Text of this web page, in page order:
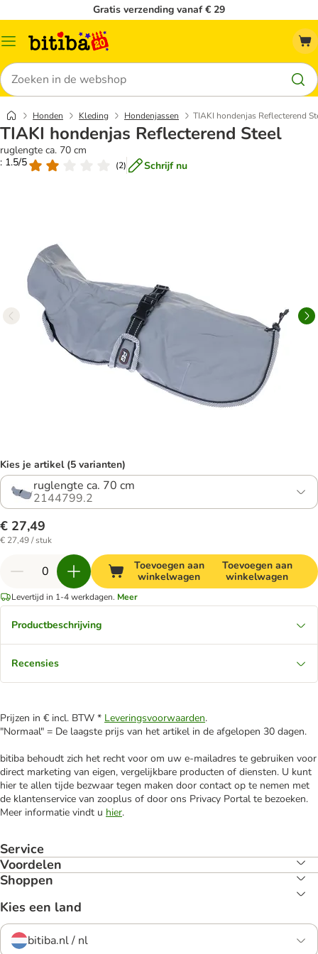
Gratis verzending vanaf € 29
Catalogusmenu
Zoeken
Honden Kleding Hondenjassen TIAKI hondenjas Reflecterend
TIAKI hondenjas Reflecterend Steel
ruglengte ca. 70 cm
: 1.5/5
(2) Schrijf nu
Kies je artikel (5 varianten)
ruglengte ca. 70 cm
2144799.2
€ 27,49
€ 27,49 / stuk
Toevoegen aan
winkelwagen
Toevoegen aan
winkelwagen
Levertijd in 1-4 werkdagen. Meer
Productbeschrijving
Recensies
Prijzen in € incl. BTW * Leveringsvoorwaarden.
"Normaal" = De laagste prijs van het artikel in de afgelopen 30 dagen.
bitiba behoudt zich het recht voor om uw e-mailadres te gebruiken voor
direct marketing van eigen, vergelijkbare producten of diensten. U kunt
hier te allen tijde bezwaar tegen maken door contact op te nemen met
de klantenservice van zooplus of door ons Privacy Portal te bezoeken.
Meer informatie vindt u hier.
Service
Voordelen
Shoppen
Kies een land
bitiba.nl / nl